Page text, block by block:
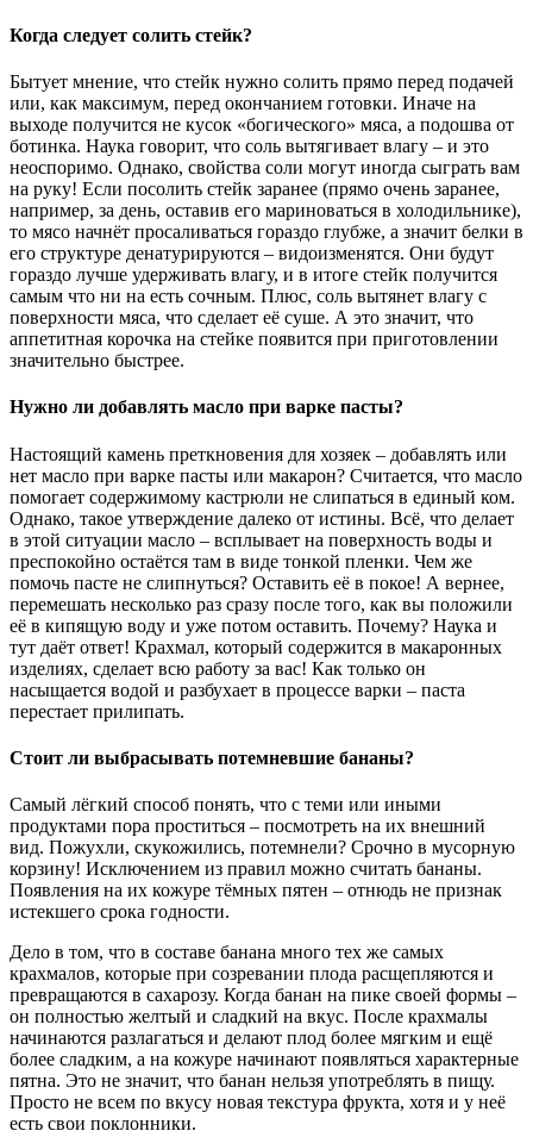
Когда следует солить стейк?
Бытует мнение, что стейк нужно солить прямо перед подачей
или, как максимум, перед окончанием готовки. Иначе на
выходе получится не кусок «богического» мяса, а подошва от
ботинка. Наука говорит, что соль вытягивает влагу – и это
неоспоримо. Однако, свойства соли могут иногда сыграть вам
на руку! Если посолить стейк заранее (прямо очень заранее,
например, за день, оставив его мариноваться в холодильнике),
то мясо начнёт просаливаться гораздо глубже, а значит белки в
его структуре денатурируются – видоизменятся. Они будут
гораздо лучше удерживать влагу, и в итоге стейк получится
самым что ни на есть сочным. Плюс, соль вытянет влагу с
поверхности мяса, что сделает её суше. А это значит, что
аппетитная корочка на стейке появится при приготовлении
значительно быстрее.
Нужно ли добавлять масло при варке пасты?
Настоящий камень преткновения для хозяек – добавлять или
нет масло при варке пасты или макарон? Считается, что масло
помогает содержимому кастрюли не слипаться в единый ком.
Однако, такое утверждение далеко от истины. Всё, что делает
в этой ситуации масло – всплывает на поверхность воды и
преспокойно остаётся там в виде тонкой пленки. Чем же
помочь пасте не слипнуться? Оставить её в покое! А вернее,
перемешать несколько раз сразу после того, как вы положили
её в кипящую воду и уже потом оставить. Почему? Наука и
тут даёт ответ! Крахмал, который содержится в макаронных
изделиях, сделает всю работу за вас! Как только он
насыщается водой и разбухает в процессе варки – паста
перестает прилипать.
Стоит ли выбрасывать потемневшие бананы?
Самый лёгкий способ понять, что с теми или иными
продуктами пора проститься – посмотреть на их внешний
вид. Пожухли, скукожились, потемнели? Срочно в мусорную
корзину! Исключением из правил можно считать бананы.
Появления на их кожуре тёмных пятен – отнюдь не признак
истекшего срока годности.
Дело в том, что в составе банана много тех же самых
крахмалов, которые при созревании плода расщепляются и
превращаются в сахарозу. Когда банан на пике своей формы –
он полностью желтый и сладкий на вкус. После крахмалы
начинаются разлагаться и делают плод более мягким и ещё
более сладким, а на кожуре начинают появляться характерные
пятна. Это не значит, что банан нельзя употреблять в пищу.
Просто не всем по вкусу новая текстура фрукта, хотя и у неё
есть свои поклонники.